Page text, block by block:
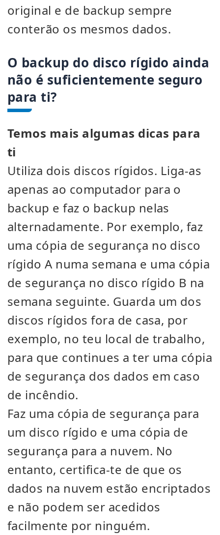
original e de backup sempre
conterão os mesmos dados.
O backup do disco rígido ainda
não é suficientemente seguro
para ti?
Temos mais algumas dicas para
ti
Utiliza dois discos rígidos. Liga-as
apenas ao computador para o
backup e faz o backup nelas
alternadamente. Por exemplo, faz
uma cópia de segurança no disco
rígido A numa semana e uma cópia
de segurança no disco rígido B na
semana seguinte. Guarda um dos
discos rígidos fora de casa, por
exemplo, no teu local de trabalho,
para que continues a ter uma cópia
de segurança dos dados em caso
de incêndio.
Faz uma cópia de segurança para
um disco rígido e uma cópia de
segurança para a nuvem. No
entanto, certifica-te de que os
dados na nuvem estão encriptados
e não podem ser acedidos
facilmente por ninguém.